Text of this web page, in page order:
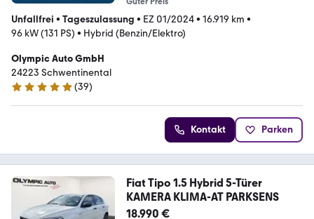
Unfallfrei • Tageszulassung • EZ 01/2024• 16.919 km •
96 kW (131 PS) • Hybrid (Benzin/Elektro)
Olympic Auto GmbH
24223 Schwentinental
5 Sterne
(39)
Kontakt Parken
Fiat Tipo 1.5 Hybrid 5-Türer
KAMERA KLIMA-AT PARKSENS
18.990 €